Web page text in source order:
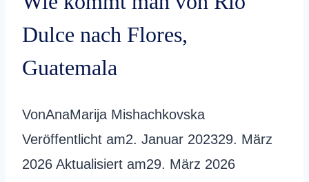
Dulce nach Flores,
Guatemala
VonAnaMarija Mishachkovska
Veröffentlicht am2. Januar 202329. März
2026 Aktualisiert am29. März 2026